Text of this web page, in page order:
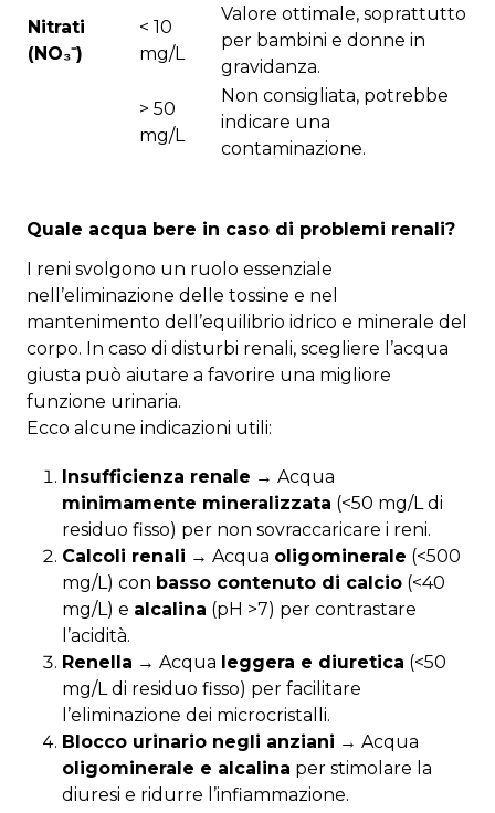
Nitrati
(NO₃⁻)
< 10
mg/L
Valore ottimale, soprattutto
per bambini e donne in
gravidanza.
> 50
mg/L
Non consigliata, potrebbe
indicare una
contaminazione.
Quale acqua bere in caso di problemi renali?
I reni svolgono un ruolo essenziale
nell’eliminazione delle tossine e nel
mantenimento dell’equilibrio idrico e minerale del
corpo. In caso di disturbi renali, scegliere l’acqua
giusta può aiutare a favorire una migliore
funzione urinaria.
Ecco alcune indicazioni utili:
Insufficienza renale → Acqua
minimamente mineralizzata (<50 mg/L di
residuo fisso) per non sovraccaricare i reni.
Calcoli renali → Acqua oligominerale (<500
mg/L) con basso contenuto di calcio (<40
mg/L) e alcalina (pH >7) per contrastare
l’acidità.
Renella → Acqua leggera e diuretica (<50
mg/L di residuo fisso) per facilitare
l’eliminazione dei microcristalli.
Blocco urinario negli anziani → Acqua
oligominerale e alcalina per stimolare la
diuresi e ridurre l’infiammazione.